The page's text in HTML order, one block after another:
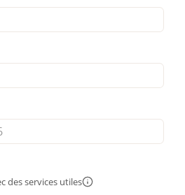
des services utilesPlus